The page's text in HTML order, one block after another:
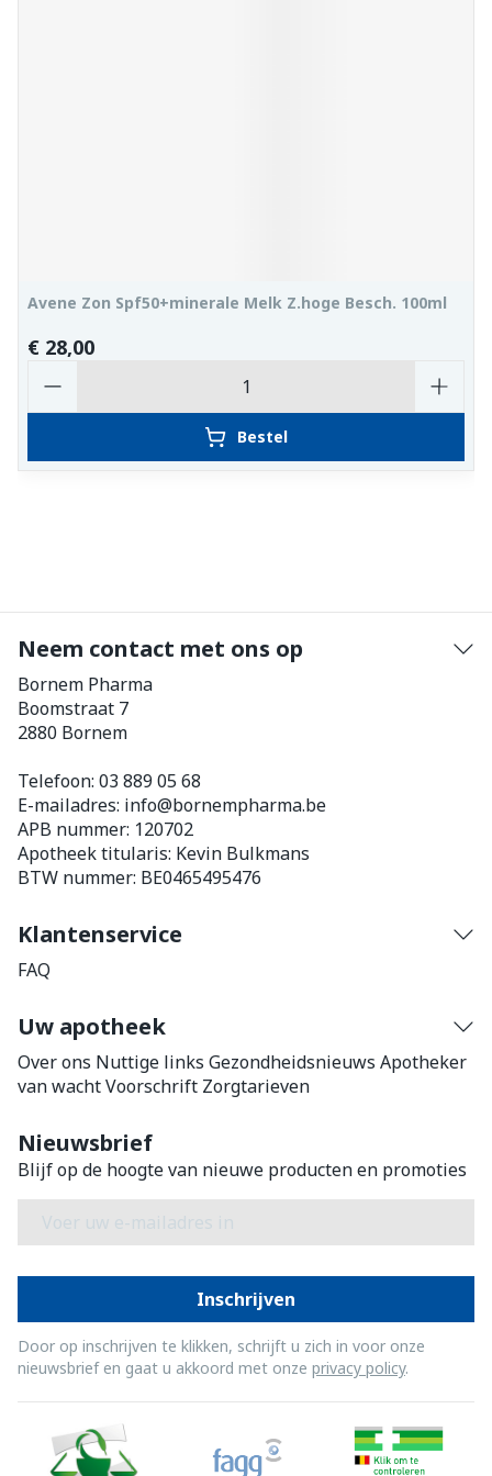
Avene Zon Spf50+minerale Melk Z.hoge Besch. 100ml
€ 28,00
Bestel
Neem contact met ons op
Bornem Pharma
Boomstraat 7
2880 Bornem
Telefoon: 03 889 05 68
E-mailadres: info@bornempharma.be
APB nummer: 120702
Apotheek titularis: Kevin Bulkmans
BTW nummer: BE0465495476
Klantenservice
FAQ
Uw apotheek
Over ons Nuttige links Gezondheidsnieuws Apotheker
van wachtVoorschrift Zorgtarieven
Nieuwsbrief
Blijf op de hoogte van nieuwe producten en promoties
Inschrijven
Door op inschrijven te klikken, schrijft u zich in voor onze
nieuwsbrief en gaat u akkoord met onze privacy policy.